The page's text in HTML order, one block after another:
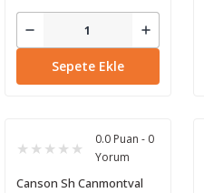
Sepete Ekle
0.0 Puan - 0
Yorum
Canson Sh Canmontval